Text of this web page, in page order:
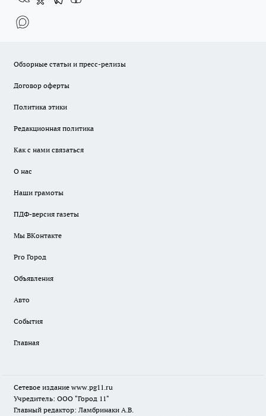
Обзорные статьи и пресс-релизы
Договор оферты
Политика этики
Редакционная политика
Как с нами связаться
О нас
Наши грамоты
ПДФ-версия газеты
Мы ВКонтакте
Pro Город
Объявления
Авто
События
Главная
Сетевое издание www.pg11.ru
Учредитель: ООО "Город 11"
Главный редактор: Ламбринаки А.В.